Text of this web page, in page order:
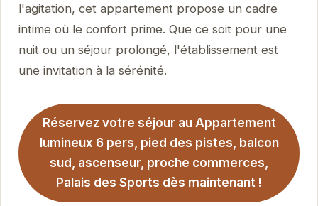
l'agitation, cet appartement propose un cadre
intime où le confort prime. Que ce soit pour une
nuit ou un séjour prolongé, l'établissement est
une invitation à la sérénité.
Réservez votre séjour au Appartement
lumineux 6 pers, pied des pistes, balcon
sud, ascenseur, proche commerces,
Palais des Sports dès maintenant !